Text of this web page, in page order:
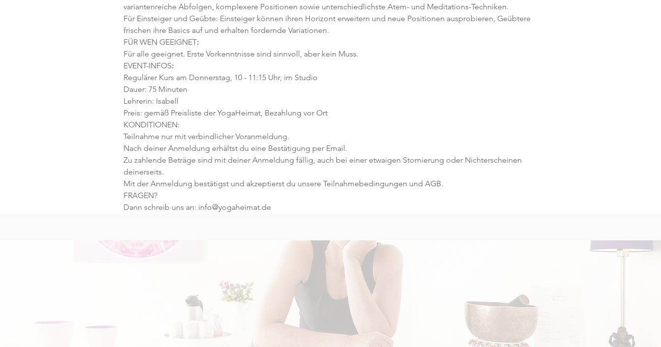
variantenreiche Abfolgen, komplexere Positionen sowie unterschiedlichste Atem- und Meditations-Techniken.
Für Einsteiger und Geübte: Einsteiger können ihren Horizont erweitern und neue Positionen ausprobieren, Geübtere
frischen ihre Basics auf und erhalten fordernde Variationen.
FÜR WEN GEEIGNET:
Für alle geeignet. Erste Vorkenntnisse sind sinnvoll, aber kein Muss.
EVENT-INFOS:
Regulärer Kurs am Donnerstag, 10 - 11:15 Uhr, im Studio
Dauer: 75 Minuten
Lehrerin: Isabell
Preis: gemäß Preisliste der YogaHeimat, Bezahlung vor Ort
KONDITIONEN:
Teilnahme nur mit verbindlicher Voranmeldung.
Nach deiner Anmeldung erhältst du eine Bestätigung per Email.
Zu zahlende Beträge sind mit deiner Anmeldung fällig, auch bei einer etwaigen Stornierung oder Nichterscheinen
deinerseits.
Mit der Anmeldung bestätigst und akzeptierst du unsere Teilnahmebedingungen und AGB.
FRAGEN?
Dann schreib uns an: info@yogaheimat.de